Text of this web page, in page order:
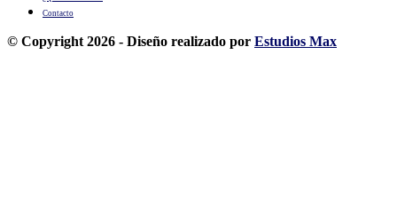
Contacto
© Copyright 2026 - Diseño realizado por Estudios Max